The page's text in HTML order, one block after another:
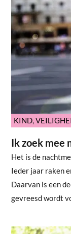
KIND,
Ik zoek mee
Het is de
Ieder jaar raken
Daarvan is een
gevreesd wordt